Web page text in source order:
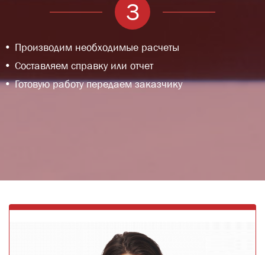
3
Производим необходимые расчеты
Составляем справку или отчет
Готовую работу передаем заказчику